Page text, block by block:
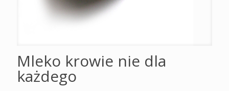
Mleko krowie nie dla
każdego